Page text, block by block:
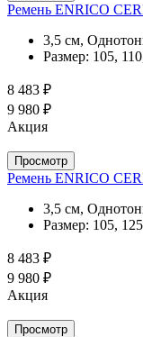
Ремень ENRICO
3,5 см,
Размер: 105,
8 483 ₽
9 980 ₽
Акция
Просмотр
Ремень ENRICO
3,5 см,
Размер: 105, 125
8 483 ₽
9 980 ₽
Акция
Просмотр